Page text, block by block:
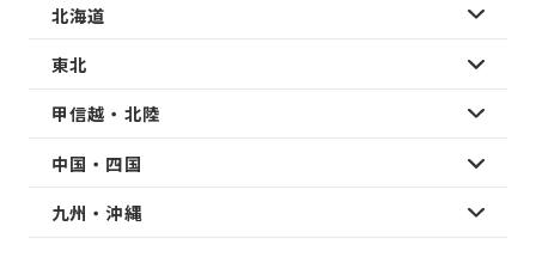
北海道
東北
甲信越・北陸
中国・四国
九州・沖縄